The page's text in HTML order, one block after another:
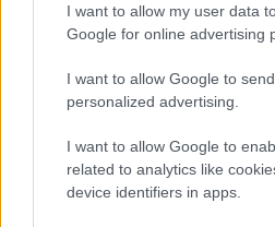
I want to allow my user data
Google for online advertising
I want to allow Google to
personalized advertising.
I want to allow Google to
related to analytics like
device identifiers in apps.
nemzetközi háttérhatalom
veszik irányításuk alá a
kutatásaink is igazolni
tudomásunk van arról, hogy
fedőnév alatt fiatal
megszállás alatt tartják
személyek százezreit és arra
hogy vásároljanak
majd sötétségben tartja őket.